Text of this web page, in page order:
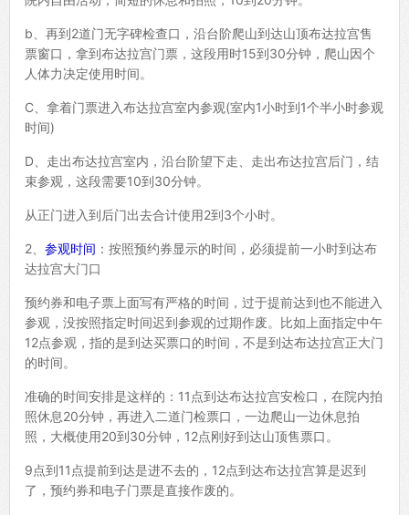
b、再到2道门无字碑检查口，沿台阶爬山到达山顶布达拉宫售
票窗口，拿到布达拉宫门票，这段用时15到30分钟，爬山因个
人体力决定使用时间。
C、拿着门票进入布达拉宫室内参观(室内1小时到1个半小时参观
时间)
D、走出布达拉宫室内，沿台阶望下走、走出布达拉宫后门，结
束参观，这段需要10到30分钟。
从正门进入到后门出去合计使用2到3个小时。
2、 参观时间 ：按照预约券显示的时间，必须提前一小时到达布
达拉宫大门口
预约券和电子票上面写有严格的时间，过于提前达到也不能进入
参观，没按照指定时间迟到参观的过期作废。比如上面指定中午
12点参观，指的是到达买票口的时间，不是到达布达拉宫正大门
的时间。
准确的时间安排是这样的：11点到达布达拉宫安检口，在院内拍
照休息20分钟，再进入二道门检票口，一边爬山一边休息拍
照，大概使用20到30分钟，12点刚好到达山顶售票口。
9点到11点提前到达是进不去的，12点到达布达拉宫算是迟到
了，预约券和电子门票是直接作废的。